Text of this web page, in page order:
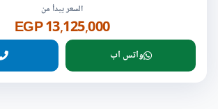
السعر يبدأ من
13,125,000 EGP
واتس اب